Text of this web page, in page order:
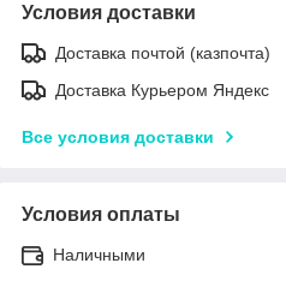
Условия доставки
Доставка почтой (казпочта)
Доставка Курьером Яндекс
Все условия доставки
Условия оплаты
Наличными